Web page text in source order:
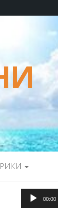
Аудиоплеер
00:00